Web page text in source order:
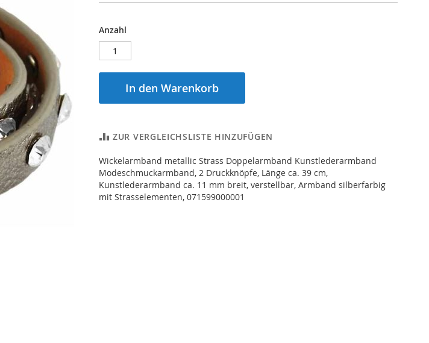
Anzahl
In den Warenkorb
ZUR VERGLEICHSLISTE HINZUFÜGEN
Wickelarmband metallic Strass Doppelarmband Kunstlederarmband
Modeschmuckarmband, 2 Druckknöpfe, Länge ca. 39 cm,
Kunstlederarmband ca. 11 mm breit, verstellbar, Armband silberfarbig
mit Strasselementen, 071599000001